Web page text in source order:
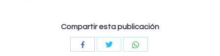
Compartir esta publicación
CompartirCompartir